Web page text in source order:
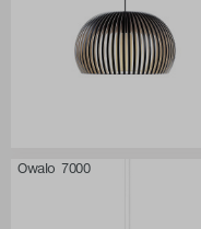
Owalo 7000